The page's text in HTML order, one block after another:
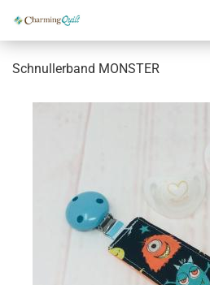
Schnullerband MONSTER